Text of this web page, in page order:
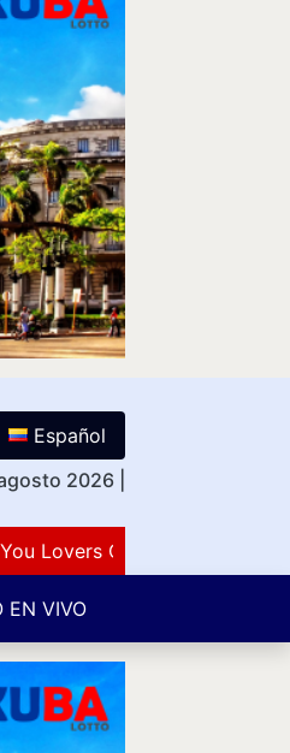
Español
2026
Of Number Guessing
EN VIVO